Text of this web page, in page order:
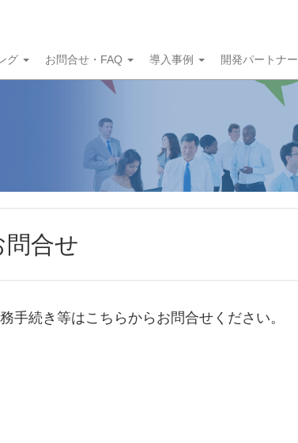
グ お問合せ・FAQ 導入事例 開発パートナー
合せ
手続き等はこちらからお問合せください。